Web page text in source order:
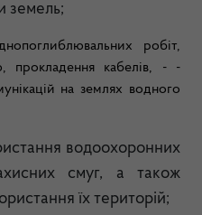
земель;
робіт,
прокладення кабелів, - -
на землях водного
водоохоронних
смуг, а також
їх територій;